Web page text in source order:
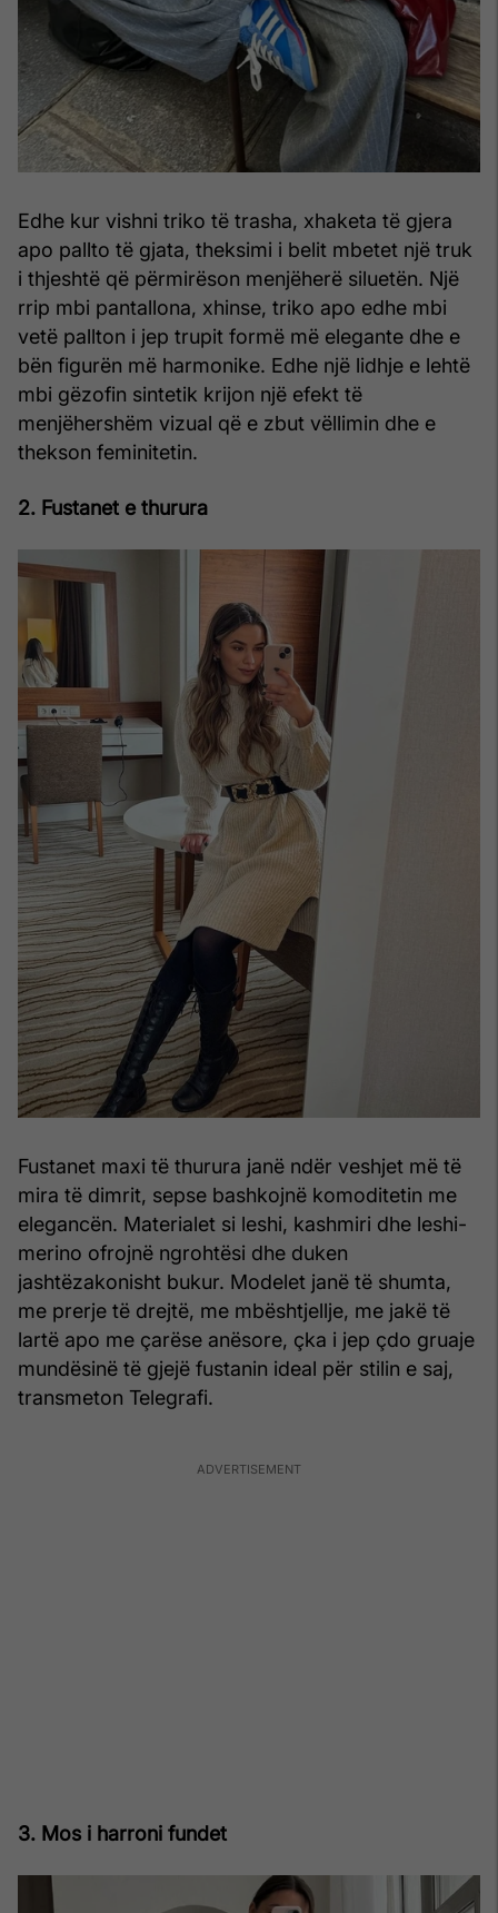
Edhe kur vishni triko të trasha, xhaketa të gjera
apo pallto të gjata, theksimi i belit mbetet një truk
i thjeshtë që përmirëson menjëherë siluetën. Një
rrip mbi pantallona, xhinse, triko apo edhe mbi
vetë pallton i jep trupit formë më elegante dhe e
bën figurën më harmonike. Edhe një lidhje e lehtë
mbi gëzofin sintetik krijon një efekt të
menjëhershëm vizual që e zbut vëllimin dhe e
thekson feminitetin.
2. Fustanet e thurura
Fustanet maxi të thurura janë ndër veshjet më të
mira të dimrit, sepse bashkojnë komoditetin me
elegancën. Materialet si leshi, kashmiri dhe leshi-
merino ofrojnë ngrohtësi dhe duken
jashtëzakonisht bukur. Modelet janë të shumta,
me prerje të drejtë, me mbështjellje, me jakë të
lartë apo me çarëse anësore, çka i jep çdo gruaje
mundësinë të gjejë fustanin ideal për stilin e saj,
transmeton Telegrafi.
3. Mos i harroni fundet